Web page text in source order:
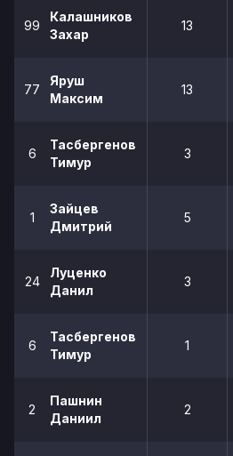
99
Калашников
Захар
13
77
Яруш
Максим
13
6
Тасбергенов
Тимур
3
1
Зайцев
Дмитрий
5
24
Луценко
Данил
3
6
Тасбергенов
Тимур
1
2
Пашнин
Даниил
2